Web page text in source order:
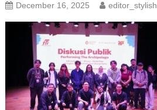
December 16, 2025 editor_stylish